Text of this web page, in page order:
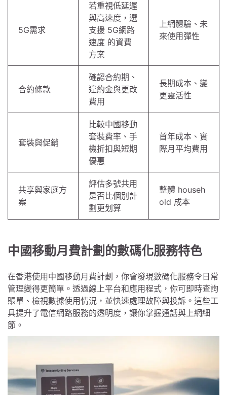
5G需求
若重視低延遲
與高速度，選
支援 5G網路
速度 的資費
方案
上網體驗、未
來使用彈性
合約條款
確認合約期、
違約金與更改
費用
長期成本、變
更靈活性
套裝與促銷
比較中國移動
套裝費率、手
機折扣與短期
優惠
首年成本、實
際月平均費用
共享與家庭方
案
評估多號共用
是否比個別計
劃更划算
整體 househ
old 成本
中國移動月費計劃的數碼化服務特色
在香港使用中國移動月費計劃，你會發現數碼化服務令日常
管理變得更簡單。透過線上平台和應用程式，你可即時查詢
賬單、檢視數據使用情況，並快速處理故障與投訴。這些工
具提升了電信網路服務的透明度，讓你掌握通話與上網細
節。